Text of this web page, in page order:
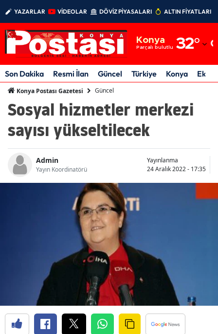
YAZARLAR VİDEOLAR DÖVİZ PİYASALARI ALTIN FİYATLARI
Konya
Parçalı bulutlu 32°
Adıyaman
Afyonkarahisar
Amasya
Ankara
Antalya
Artvin
Burdur
Bursa
Son Dakika Resmi İlan Güncel Türkiye Konya
Konya Postası Gazetesi Güncel
Sosyal hizmetler merkezi
sayısı yükseltilecek
Admin
Yayın Koordinatörü
Yayınlanma
24 Aralık 2022 - 17:35